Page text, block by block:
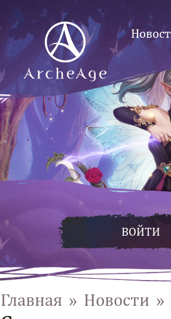
ВОЙТИ
Главная » Новости »